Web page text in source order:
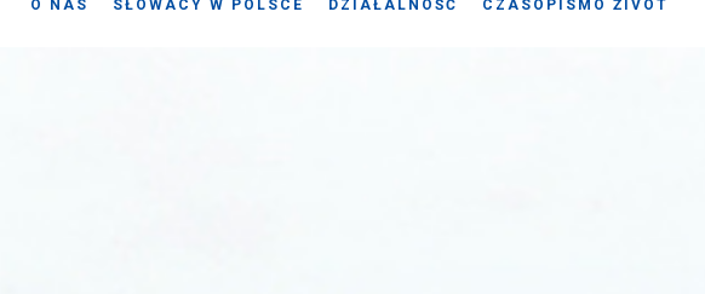
O NAS SŁOWACY W POLSCE DZIAŁALNOŚĆ CZASOPISMO ŽIVOT